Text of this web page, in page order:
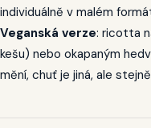
individuálně v malém
Veganská verze: ricotta
kešu) nebo okapaným
mění, chuť je jiná, ale